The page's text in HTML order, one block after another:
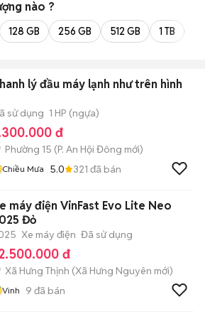
nào ?
128 GB 256 GB 512 GB 1 TB
lý đầu máy lạnh như trên hình
sử dụng 1 HP (ngựa)
đ
Phường 15 (P. An Hội Đông mới)
Chiều Mưa 5.0 321 đã bán
máy điện VinFast Evo Lite Neo
Đỏ
Xe máy điện Đã sử dụng
đ
Xã Hưng Thịnh (Xã Hưng Nguyên mới)
Vinh 9 đã bán